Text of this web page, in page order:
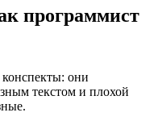
программист
они
текстом и плохой